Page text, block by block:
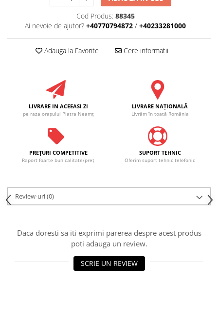
Cod Produs: 88345
Ai nevoie de ajutor? +40770794872 / +40233281000
Adauga la Favorite Cere informatii
LIVRARE IN ACEEASI ZI
pe raza oraşului Piatra Neamţ
LIVRARE NAŢIONALĂ
Livrăm în toată România
PREŢURI COMPETITIVE
Raport foarte bun calitate/preţ
SUPORT TEHNIC
Oferim suport tehnic telefonic
Review-uri(0)
Daca doresti sa iti exprimi parerea despre acest produs
poti adauga un review.
SCRIE UN REVIEW